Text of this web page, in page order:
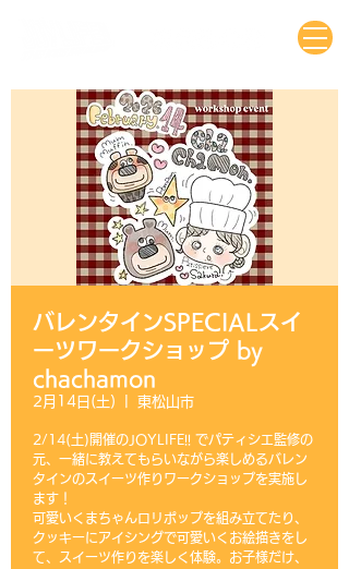
バレンタインSPECIALスイ
ーツワークショップ by
chachamon
2月14日(土) 東松山市
2/14(土)開催のJOYLIFE!! でパティシエ監修の
元、一緒に教えてもらいながら楽しめるバレン
タインのスイーツ作りワークショップを実施し
ます！
可愛いくまちゃんロリポップを組み立てたり、
クッキーにアイシングで可愛いくお絵描きをし
て、スイーツ作りを楽しく体験。お子様だけ、